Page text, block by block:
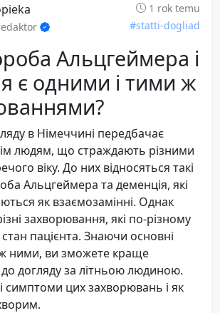
1 rok temu
#statti-dogliad
Альцгеймера і
є одними і тими ж
в Німеччині передбачає
людям, що страждають різними
віку. До них відносяться такі
Альцгеймера та деменція, які
як взаємозамінні. Однак
захворювання, які по-різному
пацієнта. Знаючи основні
ними, ви зможете краще
до догляду за літньою людиною.
симптоми цих захворювань і як